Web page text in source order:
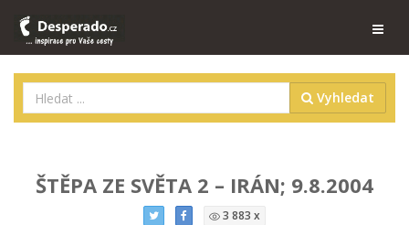
Vyhledat
ŠTĚPA ZE SVĚTA 2 – IRÁN; 9.8.2004
3 883 x